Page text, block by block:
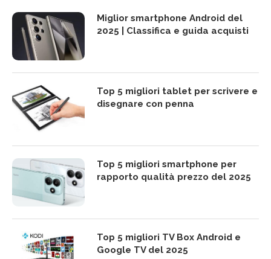
Miglior smartphone Android del
2025 | Classifica e guida acquisti
Top 5 migliori tablet per scrivere e
disegnare con penna
Top 5 migliori smartphone per
rapporto qualità prezzo del 2025
Top 5 migliori TV Box Android e
Google TV del 2025